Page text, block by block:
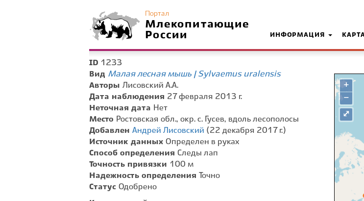
Портал
Млекопитающие
России
ИНФОРМАЦИЯ
ID 1233
Вид Малая лесная мышь | Sylvaemus uralensis
Авторы Лисовский А.А.
Дата наблюдения 27 февраля 2013 г.
Неточная дата Нет
Место Ростовская обл., окр. с. Гусев, вдоль лесополосы
Добавлен Андрей Лисовский (22 декабря 2017 г.)
Источник данных Определен в руках
Способ определения Следы лап
Точность привязки 100 м
Надежность определения
Точно
Статус Одобрено
+
−
⤢